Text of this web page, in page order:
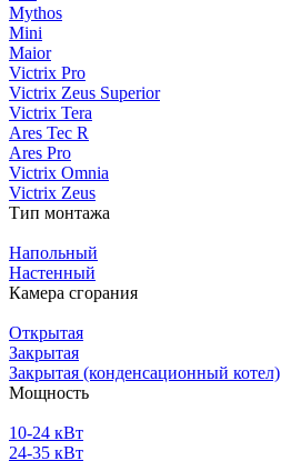
Mythos
Mini
Maior
Victrix Pro
Victrix Zeus Superior
Victrix Tera
Ares Tec R
Ares Pro
Victrix Omnia
Victrix Zeus
Тип монтажа
Напольный
Настенный
Камера сгорания
Открытая
Закрытая
Закрытая (конденсационный котел)
Мощность
10-24 кВт
24-35 кВт